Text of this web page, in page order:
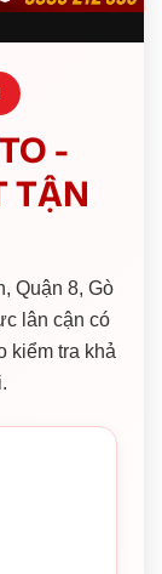
-
TẬN
Quận 8, Gò
lân cận có
kiểm tra khả